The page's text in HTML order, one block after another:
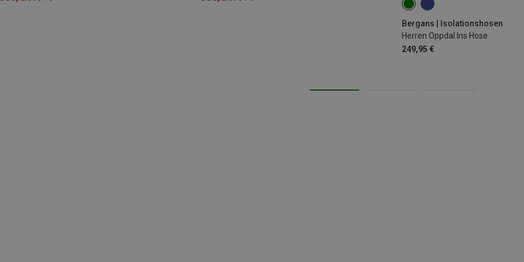
Bergans | Isolationshosen
Herren Oppdal Ins Hose
249,95 €
XL